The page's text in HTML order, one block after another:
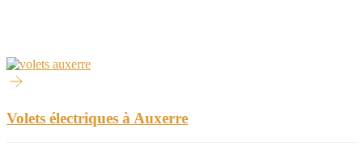
Volets électriques à Auxerre